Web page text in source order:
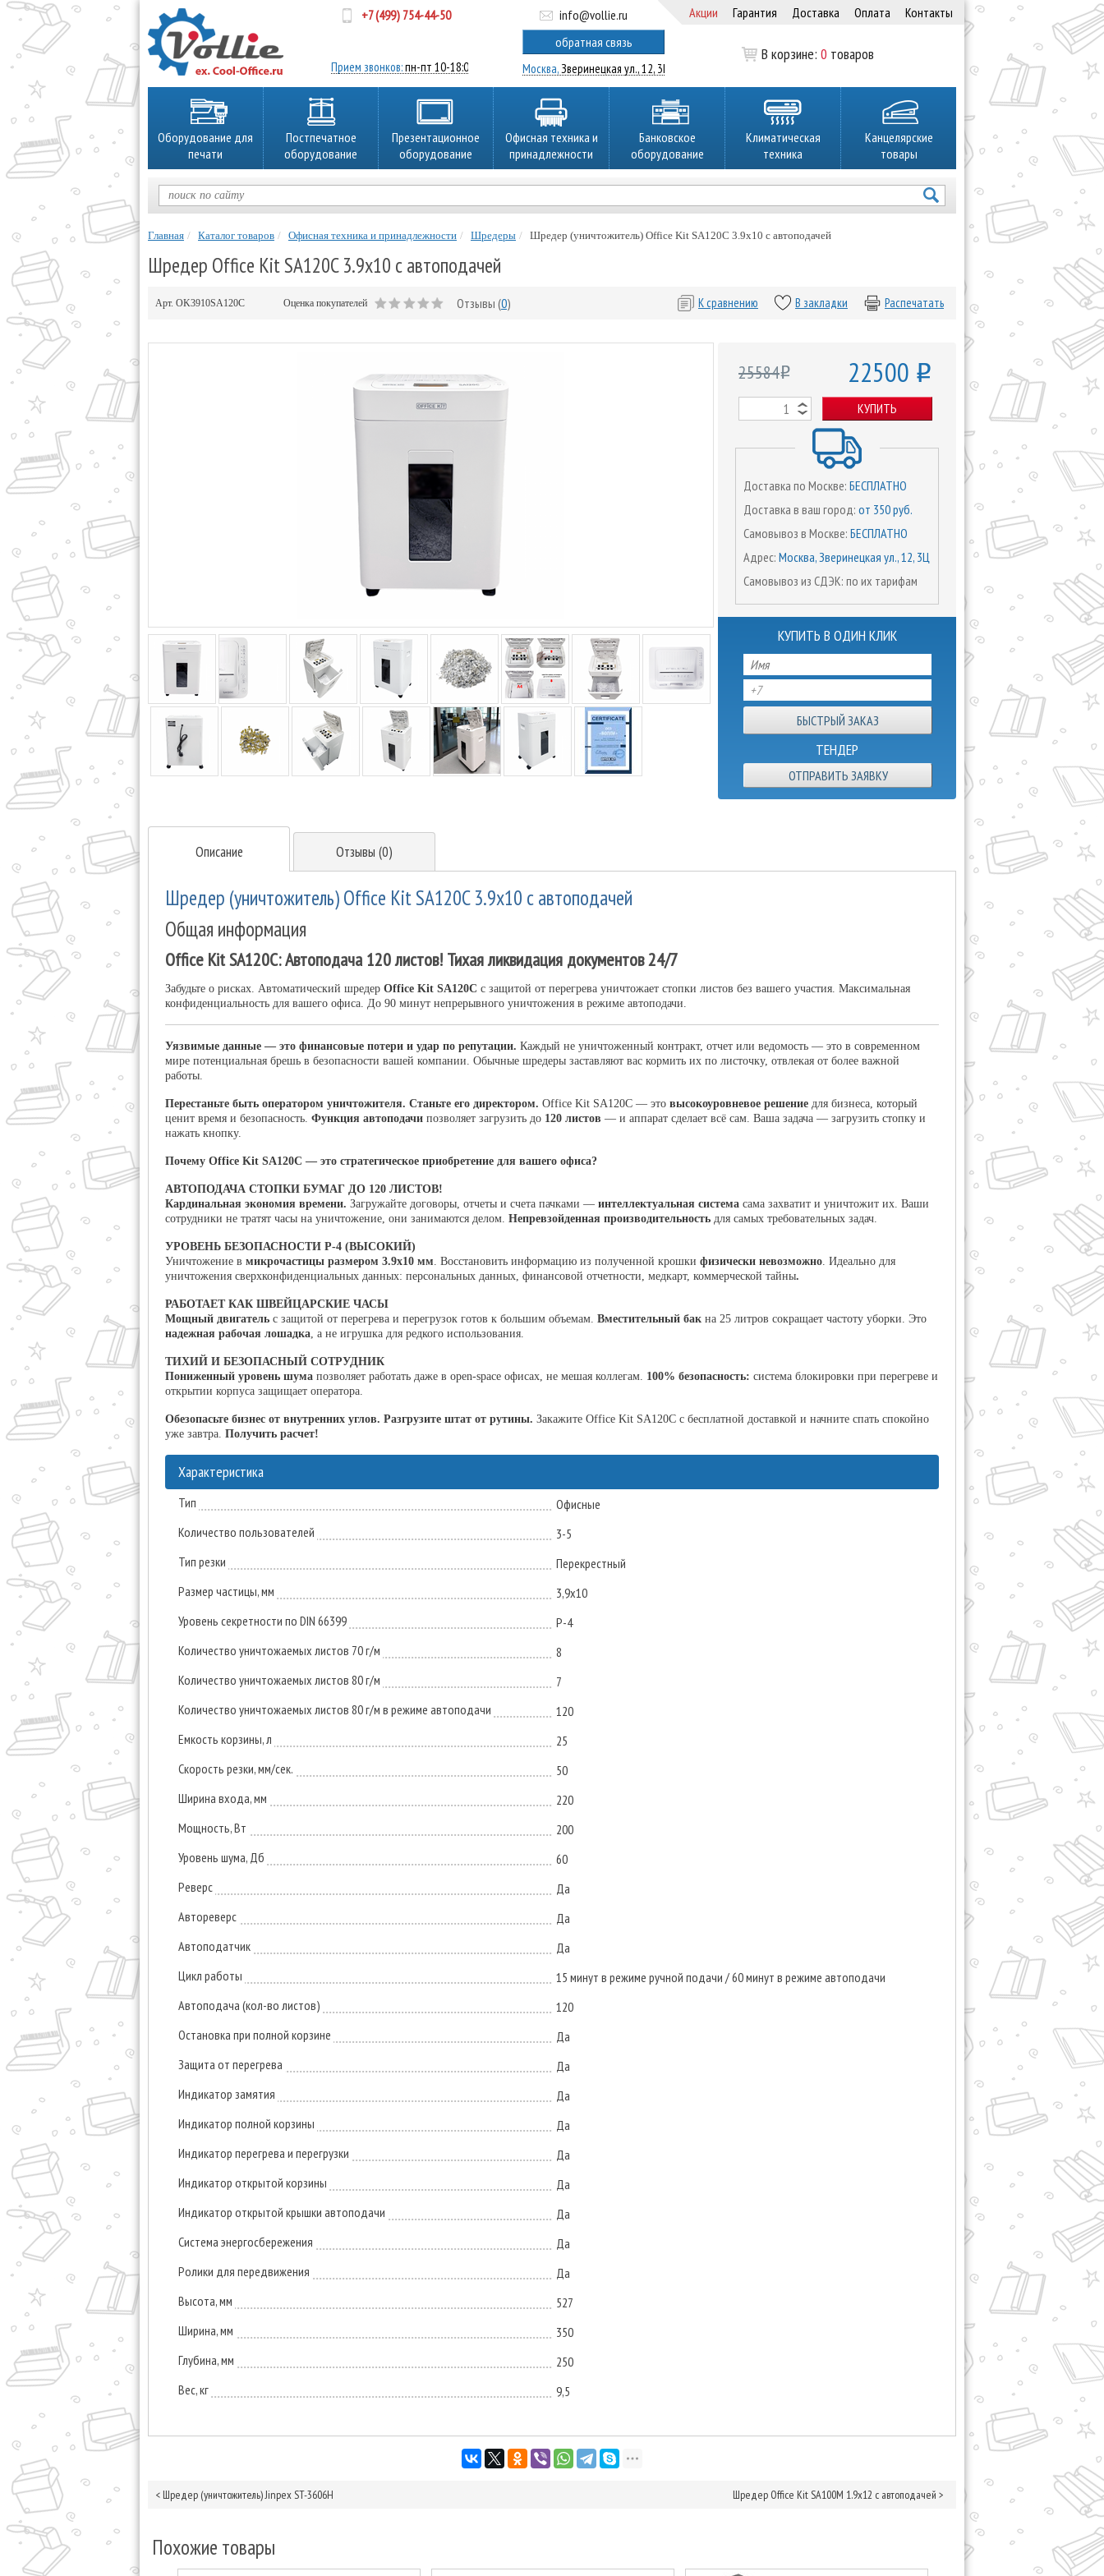
+7 (499) 754-44-50
Прием звонков:пн-пт 10-18:00
info@vollie.ru
обратная связь
Москва,Зверинецкая ул., 12, 3Ц
Акции Гарантия Доставка Оплата Контакты
В корзине:0 товаров
Оборудование для
печати
Постпечатное
оборудование
Презентационное
оборудование
Офисная техника и
принадлежности
Банковское
оборудование
Климатическая
техника
Канцелярские
товары
Главная Каталог товаров Офисная техника и принадлежности Шредеры Шредер (уничтожитель) Office Kit SA120C 3.9x10 с автоподачей
Шредер Office Kit SA120C 3.9x10 с автоподачей
Арт. OK3910SA120C Оценка покупателей Отзывы (0) Распечатать
В закладки
К сравнению
25584o 22500 o
КУПИТЬ
Доставка по Москве: БЕСПЛАТНО
Доставка в ваш город: от 350 руб.
Самовывоз в Москве: БЕСПЛАТНО
Адрес: Москва, Зверинецкая ул., 12, 3Ц
Самовывоз из СДЭК: по их тарифам
КУПИТЬ В ОДИН КЛИК
ТЕНДЕР
ОТПРАВИТЬ ЗАЯВКУ
Описание Отзывы (0)
Шредер (уничтожитель) Office Kit SA120C 3.9x10 с автоподачей
Общая информация
Office Kit SA120C: Автоподача 120 листов! Тихая ликвидация документов 24/7
Забудьте о рисках. Автоматический шредер Office Kit SA120C с защитой от перегрева уничтожает стопки листов без вашего участия. Максимальная
конфиденциальность для вашего офиса. До 90 минут непрерывного уничтожения в режиме автоподачи.
Уязвимые данные — это финансовые потери и удар по репутации. Каждый не уничтоженный контракт, отчет или ведомость — это в современном
мире потенциальная брешь в безопасности вашей компании. Обычные шредеры заставляют вас кормить их по листочку, отвлекая от более важной
работы.
Перестаньте быть оператором уничтожителя. Станьте его директором. Office Kit SA120C — это высокоуровневое решение для бизнеса, который
ценит время и безопасность. Функция автоподачи позволяет загрузить до 120 листов — и аппарат сделает всё сам. Ваша задача — загрузить стопку и
нажать кнопку.
Почему Office Kit SA120C — это стратегическое приобретение для вашего офиса?
АВТОПОДАЧА СТОПКИ БУМАГ ДО 120 ЛИСТОВ!
Кардинальная экономия времени. Загружайте договоры, отчеты и счета пачками — интеллектуальная система сама захватит и уничтожит их. Ваши
сотрудники не тратят часы на уничтожение, они занимаются делом. Непревзойденная производительность для самых требовательных задач.
УРОВЕНЬ БЕЗОПАСНОСТИ P-4 (ВЫСОКИЙ)
Уничтожение в микрочастицы размером 3.9x10 мм. Восстановить информацию из полученной крошки физически невозможно. Идеально для
уничтожения сверхконфиденциальных данных: персональных данных, финансовой отчетности, медкарт, коммерческой тайны.
РАБОТАЕТ КАК ШВЕЙЦАРСКИЕ ЧАСЫ
Мощный двигатель с защитой от перегрева и перегрузок готов к большим объемам. Вместительный бак на 25 литров сокращает частоту уборки. Это
надежная рабочая лошадка, а не игрушка для редкого использования.
ТИХИЙ И БЕЗОПАСНЫЙ СОТРУДНИК
Пониженный уровень шума позволяет работать даже в open-space офисах, не мешая коллегам. 100% безопасность: система блокировки при перегреве и
открытии корпуса защищает оператора.
Обезопасьте бизнес от внутренних углов. Разгрузите штат от рутины. Закажите Office Kit SA120C с бесплатной доставкой и начните спать спокойно
уже завтра. Получить расчет!
Характеристика
Тип
Офисные
Количество пользователей
3-5
Тип резки
Перекрестный
Размер частицы, мм
3,9x10
Уровень секретности по DIN 66399
P-4
Количество уничтожаемых листов 70 г/м
8
Количество уничтожаемых листов 80 г/м
7
Количество уничтожаемых листов 80 г/м в режиме автоподачи
120
Емкость корзины, л
25
Скорость резки, мм/сек.
50
Ширина входа, мм
220
Мощность, Вт
200
Уровень шума, Дб
60
Реверс
Да
Автореверс
Да
Автоподатчик
Да
Цикл работы
15 минут в режиме ручной подачи / 60 минут в режиме автоподачи
Автоподача (кол-во листов)
120
Остановка при полной корзине
Да
Защита от перегрева
Да
Индикатор замятия
Да
Индикатор полной корзины
Да
Индикатор перегрева и перегрузки
Да
Индикатор открытой корзины
Да
Индикатор открытой крышки автоподачи
Да
Система энергосбережения
Да
Ролики для передвижения
Да
Высота, мм
527
Ширина, мм
350
Глубина, мм
250
Вес, кг
9,5
< Шредер (уничтожитель) Jinpex ST-3606H Шредер Office Kit SA100M 1.9x12 с автоподачей >
Похожие товары